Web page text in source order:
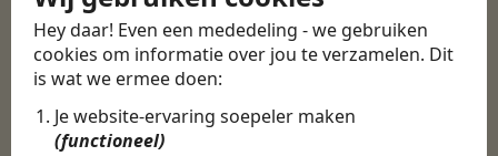
Hey daar! Even een mededeling - we gebruiken
cookies om informatie over jou te verzamelen. Dit
is wat we ermee doen:
Je website-ervaring soepeler maken
(functioneel)
Martijn vond een
nieuwe baan bij
CBEE